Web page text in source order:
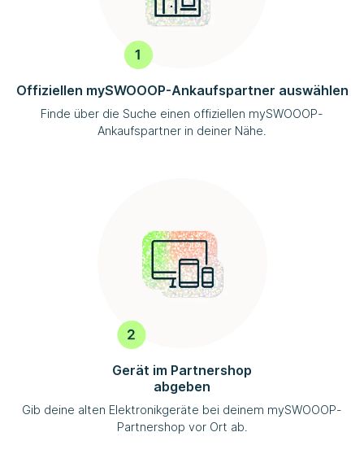
Offiziellen mySWOOOP-Ankaufspartner auswählen
Finde über die Suche einen offiziellen mySWOOOP-
Ankaufspartner in deiner Nähe.
Gerät im Partnershop
abgeben
Gib deine alten Elektronikgeräte bei deinem mySWOOOP-
Partnershop vor Ort ab.